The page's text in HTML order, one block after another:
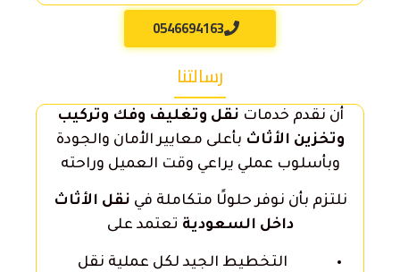
0546694163
رسالتنا
أن نقدم خدمات نقل وتغليف وفك وتركيب
وتخزين الأثاث بأعلى معايير الأمان والجودة
وبأسلوب عملي يراعي وقت العميل وراحته
نلتزم بأن نوفر حلولًا متكاملة في نقل الأثاث
داخل السعودية تعتمد على
التخطيط الجيد لكل عملية نقل